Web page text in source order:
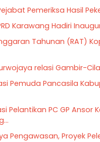
Pemeriksa Hasil
Karawang Hadiri
Tahunan (RAT)
relasi Gambir-
Pemuda Pancasila
Pelantikan PC GP Ansor
Pengawasan, Proyek